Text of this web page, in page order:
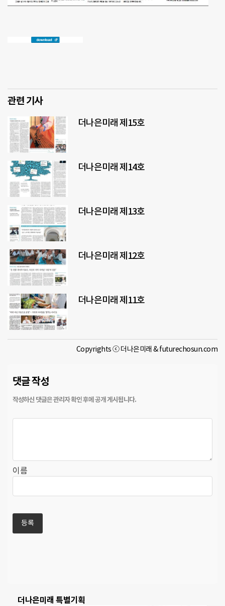
관련 기사
더나은미래 제15호
더나은미래 제14호
더나은미래 제13호
더나은미래 제12호
더나은미래 제11호
Copyrights ⓒ 더나은미래 & futurechosun.com
댓글 작성
이름
더나은미래 특별기획